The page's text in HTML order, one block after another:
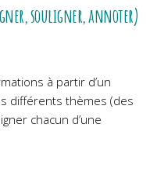
souligner, annoter)
à partir d’un
différents thèmes (des
chacun d’une